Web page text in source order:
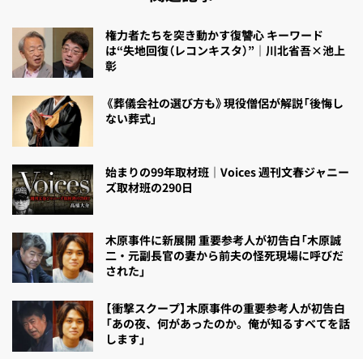
権力者たちを突き動かす復讐心 キーワード
は“失地回復（レコンキスタ）”｜川北省吾×池上
彰
《葬儀会社の選び方も》現役僧侶が解説「後悔し
ない葬式」
始まりの99年取材班｜Voices 週刊文春ジャニー
ズ取材班の290日
木原事件に新展開 重要参考人が初告白「木原誠
二・元副長官の妻から前夫の怪死現場に呼びだ
された」
【衝撃スクープ】木原事件の重要参考人が初告白
「あの夜、何があったのか。俺が知るすべてを話
します」